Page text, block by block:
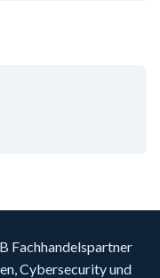
Fachhandelspartner
Cybersecurity und